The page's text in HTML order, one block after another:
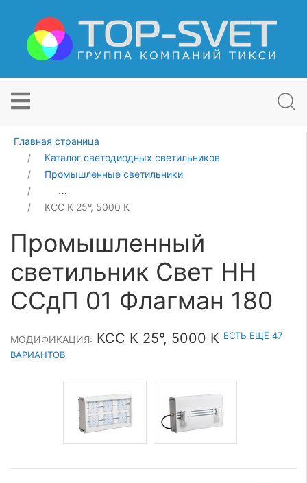
Главная страница
Каталог светодиодных светильников
Промышленные светильники
Промышленный светильник Свет НН ССдП 01
КСС К 25°, 5000 К
Промышленный
светильник Свет НН
ССдП 01 Флагман 180
МОДИФИКАЦИЯ: КСС К 25°, 5000 К ЕСТЬ ЕЩЁ 47
ВАРИАНТОВ